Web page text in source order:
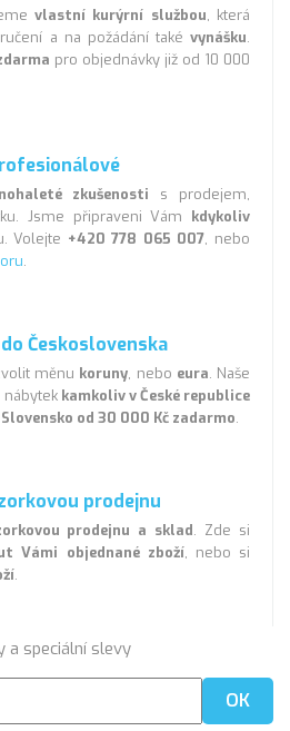
vlastní kurýrní službou, která
a na požádání také vynášku.
pro objednávky již od 10 000
zkušenosti s prodejem,
Jsme připraveni Vám kdykoliv
Volejte +420 778 065 007, nebo
.
Československa
měnu koruny, nebo eura. Naše
kamkoliv v České republice
od 30 000 Kč zadarmo.
prodejnu
prodejnu a sklad. Zde si
Vámi objednané zboží, nebo si
.
a speciální slevy